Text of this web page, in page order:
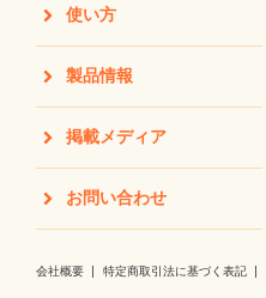
使い方
製品情報
掲載メディア
お問い合わせ
会社概要 特定商取引法に基づく表記